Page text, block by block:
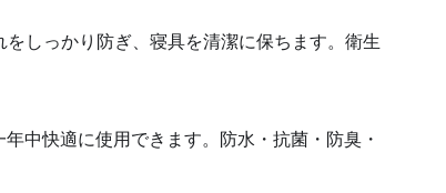
しっかり防ぎ、寝具を清潔に保ちます。衛生
中快適に使用できます。防水・抗菌・防臭・